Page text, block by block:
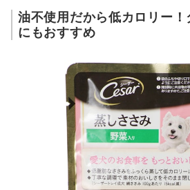
油不使用だから低カロリー
にもおすすめ